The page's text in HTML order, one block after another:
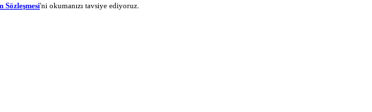
Sözleşmesi'ni okumanızı tavsiye ediyoruz.